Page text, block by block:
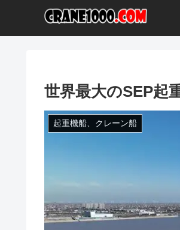
世界最大のSEP起
起重機船、クレーン船